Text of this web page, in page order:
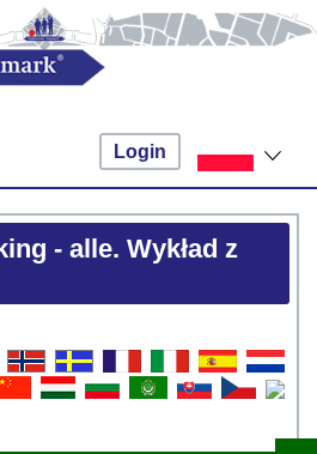
Login
- alle. Wykład z